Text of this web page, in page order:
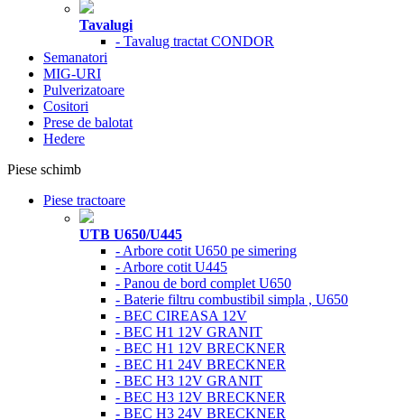
Tavalugi
- Tavalug tractat CONDOR
Semanatori
MIG-URI
Pulverizatoare
Cositori
Prese de balotat
Hedere
Piese schimb
Piese tractoare
UTB U650/U445
- Arbore cotit U650 pe simering
- Arbore cotit U445
- Panou de bord complet U650
- Baterie filtru combustibil simpla , U650
- BEC CIREASA 12V
- BEC H1 12V GRANIT
- BEC H1 12V BRECKNER
- BEC H1 24V BRECKNER
- BEC H3 12V GRANIT
- BEC H3 12V BRECKNER
- BEC H3 24V BRECKNER